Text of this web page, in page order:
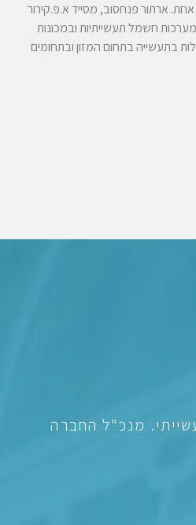
ארתור פנחסוב, מסייד א.פ.קירור
במערכות חשמל תעשייתיות ובמכונות
בתעשייה בתחום המזון ובתחומים
והתעשייתי. מנכ"ל החברה